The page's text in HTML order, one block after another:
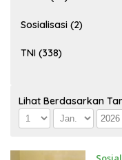
Sosialisasi (2)
TNI (338)
Lihat Berdasarkan